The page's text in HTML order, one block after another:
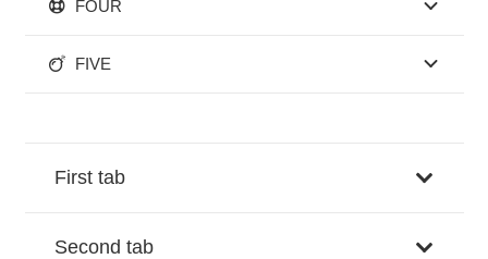
FOUR
FIVE
First tab
Second tab